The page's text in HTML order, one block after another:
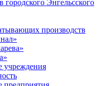
Энгельсского
производств
учреждения